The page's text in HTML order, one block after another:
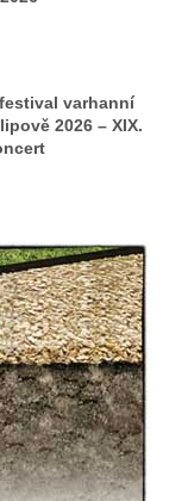
varhanní
2026 – XIX.